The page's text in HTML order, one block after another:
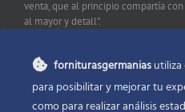
venta, que al principio compartía
al mayor y detall".
CONTACTO
forniturasgermanias
para posibilitar y mejorar tu
como para realizar análisis